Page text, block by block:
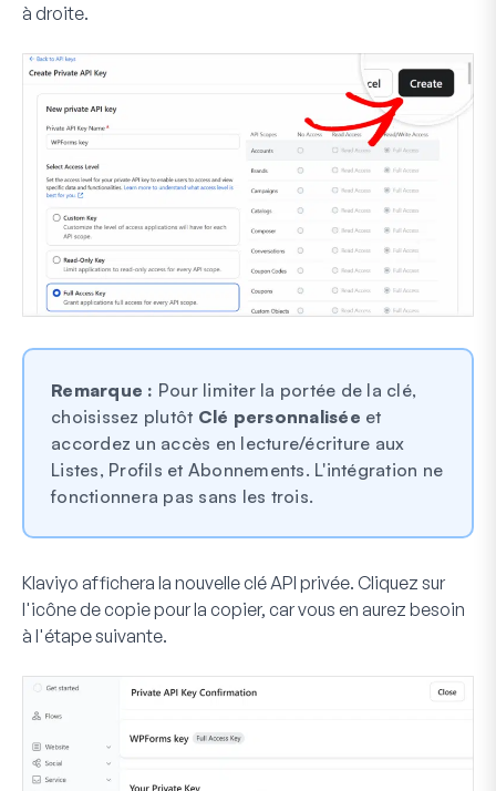
à droite.
Remarque : Pour limiter la portée de la clé,
choisissez plutôt Clé personnalisée et
accordez un accès en lecture/écriture aux
Listes, Profils et Abonnements. L'intégration ne
fonctionnera pas sans les trois.
Klaviyo affichera la nouvelle clé API privée. Cliquez sur
l'icône de copie pour la copier, car vous en aurez besoin
à l'étape suivante.